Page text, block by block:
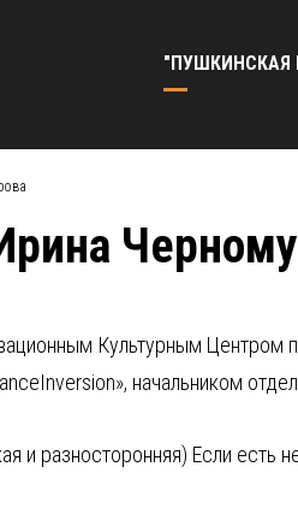
"ПУШКИНСКАЯ
Культурным
начальником
и разносторонняя) Если